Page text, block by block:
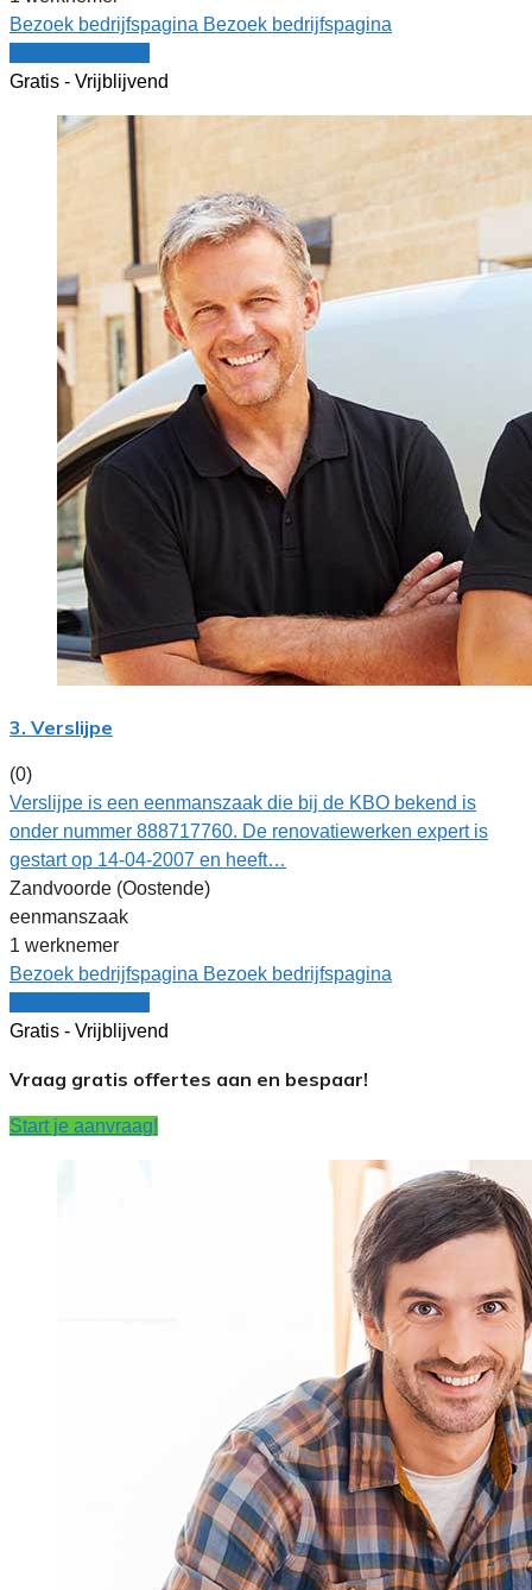
Bezoek bedrijfspagina Bezoek bedrijfspagina
Gratis - Vrijblijvend
3. Verslijpe
(0)
Verslijpe is een eenmanszaak die bij de KBO bekend is
onder nummer 888717760. De renovatiewerken expert is
gestart op 14-04-2007 en heeft…
Zandvoorde (Oostende)
eenmanszaak
1 werknemer
Bezoek bedrijfspagina Bezoek bedrijfspagina
Gratis - Vrijblijvend
Vraag gratis offertes aan en bespaar!
Start je aanvraag!